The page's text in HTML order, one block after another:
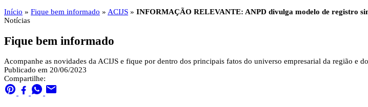
Início » Fique bem informado » ACIJS » INFORMAÇÃO RELEVANTE: ANPD divulga modelo de registro
Notícias
Fique bem informado
Acompanhe as novidades da ACIJS e fique por dentro dos principais fatos do universo empresarial da região e
Publicado em 20/06/2023
Compartilhe: